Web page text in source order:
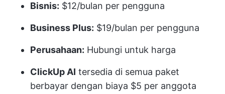
Bisnis: $12/bulan per pengguna
Business Plus: $19/bulan per pengguna
Perusahaan: Hubungi untuk harga
ClickUp AI tersedia di semua paket
berbayar dengan biaya $5 per anggota